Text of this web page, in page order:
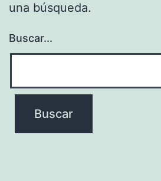
una búsqueda.
Buscar...